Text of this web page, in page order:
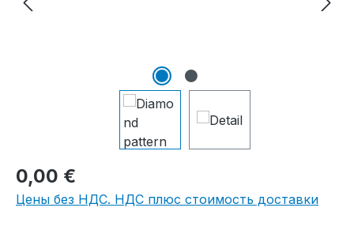
0,00 €
Цены без НДС. НДС плюс стоимость доставки